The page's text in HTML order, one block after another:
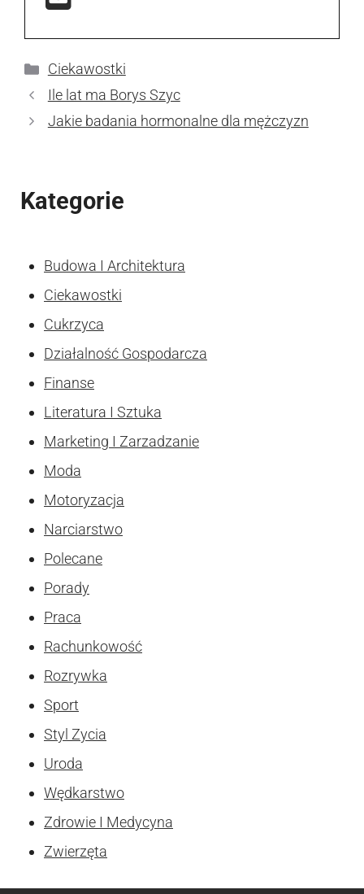
Kategorie
Ciekawostki
Ile lat ma Borys Szyc
Jakie badania hormonalne dla mężczyzn
Kategorie
Budowa I Architektura
Ciekawostki
Cukrzyca
Działalność Gospodarcza
Finanse
Literatura I Sztuka
Marketing I Zarzadzanie
Moda
Motoryzacja
Narciarstwo
Polecane
Porady
Praca
Rachunkowość
Rozrywka
Sport
Styl Zycia
Uroda
Wędkarstwo
Zdrowie I Medycyna
Zwierzęta